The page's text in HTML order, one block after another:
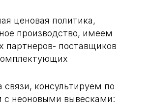
ценовая политика,
производство, имеем
партнеров- поставщиков
связи, консультируем по
с неоновыми вывесками: